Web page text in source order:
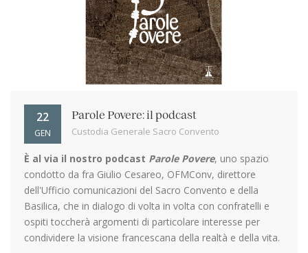
22
GEN
Parole Povere: il podcast
Custodia Generale Sacro Convento
È al via il nostro podcast Parole Povere, uno spazio
condotto da fra Giulio Cesareo, OFMConv, direttore
dell'Ufficio comunicazioni del Sacro Convento e della
Basilica, che in dialogo di volta in volta con confratelli e
ospiti toccherà argomenti di particolare interesse per
condividere la visione francescana della realtà e della vita.